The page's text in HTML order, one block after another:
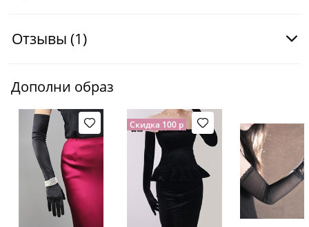
Отзывы (1)
Дополни образ
Скидка 100 р